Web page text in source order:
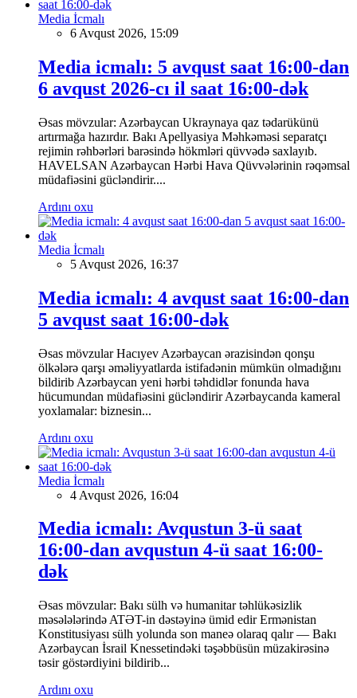
Media İcmalı
6 Avqust 2026, 15:09
Media icmalı: 5 avqust saat 16:00-dan
6 avqust 2026-cı il saat 16:00-dək
Əsas mövzular: Azərbaycan Ukraynaya qaz tədarükünü
artırmağa hazırdır. Bakı Apellyasiya Məhkəməsi separatçı
rejimin rəhbərləri barəsində hökmləri qüvvədə saxlayıb.
HAVELSAN Azərbaycan Hərbi Hava Qüvvələrinin rəqəmsal
müdafiəsini gücləndirir....
Ardını oxu
Media İcmalı
5 Avqust 2026, 16:37
Media icmalı: 4 avqust saat 16:00-dan
5 avqust saat 16:00-dək
Əsas mövzular Hacıyev Azərbaycan ərazisindən qonşu
ölkələrə qarşı əməliyyatlarda istifadənin mümkün olmadığını
bildirib Azərbaycan yeni hərbi təhdidlər fonunda hava
hücumundan müdafiəsini gücləndirir Azərbaycanda kameral
yoxlamalar: biznesin...
Ardını oxu
Media İcmalı
4 Avqust 2026, 16:04
Media icmalı: Avqustun 3-ü saat
16:00-dan avqustun 4-ü saat 16:00-
dək
Əsas mövzular: Bakı sülh və humanitar təhlükəsizlik
məsələlərində ATƏT-in dəstəyinə ümid edir Ermənistan
Konstitusiyası sülh yolunda son maneə olaraq qalır — Bakı
Azərbaycan İsrail Knessetindəki təşəbbüsün müzakirəsinə
təsir göstərdiyini bildirib...
Ardını oxu